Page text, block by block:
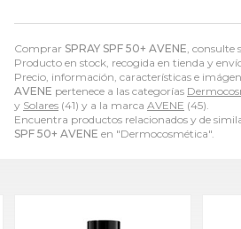
Comprar SPRAY SPF 50+ AVENE, consulte
Producto en stock, recogida en tienda y
Precio, información, características e
AVENE pertenece a las categorías
y Solares (41) y a la marca AVENE (45).
Encuentra productos relacionados y de
SPF 50+ AVENE en "Dermocosmética".